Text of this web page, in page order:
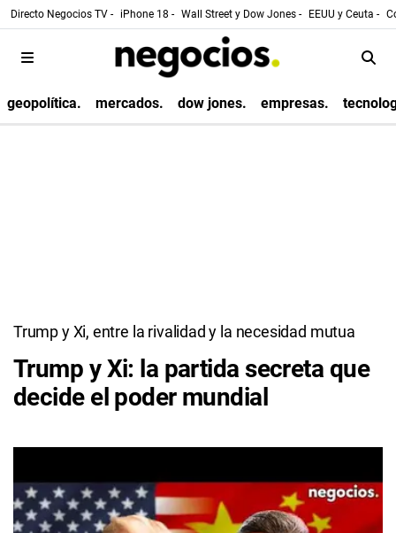
Directo Negocios TV - iPhone 18 - Wall Street y Dow Jones - EEUU y Ceuta -
geopolítica. mercados. dow jones. empresas.
Trump y Xi, entre la rivalidad y la necesidad mutua
Trump y Xi: la partida secreta que
decide el poder mundial